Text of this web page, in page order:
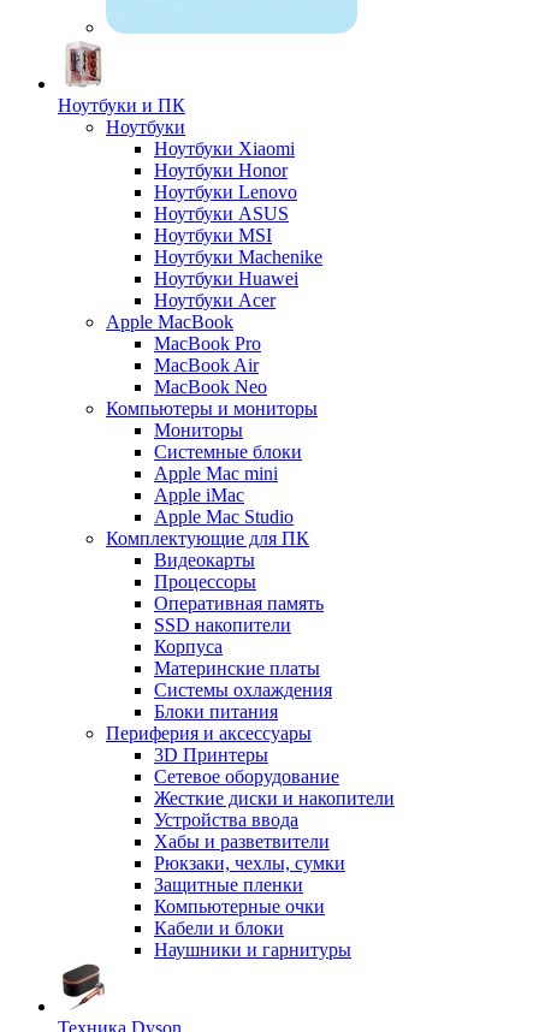
Ноутбуки и ПК
Ноутбуки
Ноутбуки Xiaomi
Ноутбуки Honor
Ноутбуки Lenovo
Ноутбуки ASUS
Ноутбуки MSI
Ноутбуки Machenike
Ноутбуки Huawei
Ноутбуки Acer
Apple MacBook
MacBook Pro
MacBook Air
MacBook Neo
Компьютеры и мониторы
Мониторы
Системные блоки
Apple Mac mini
Apple iMac
Apple Mac Studio
Комплектующие для ПК
Видеокарты
Процессоры
Оперативная память
SSD накопители
Корпуса
Материнские платы
Системы охлаждения
Блоки питания
Периферия и аксессуары
3D Принтеры
Сетевое оборудование
Жесткие диски и накопители
Устройства ввода
Хабы и разветвители
Рюкзаки, чехлы, сумки
Защитные пленки
Компьютерные очки
Кабели и блоки
Наушники и гарнитуры
Техника Dyson